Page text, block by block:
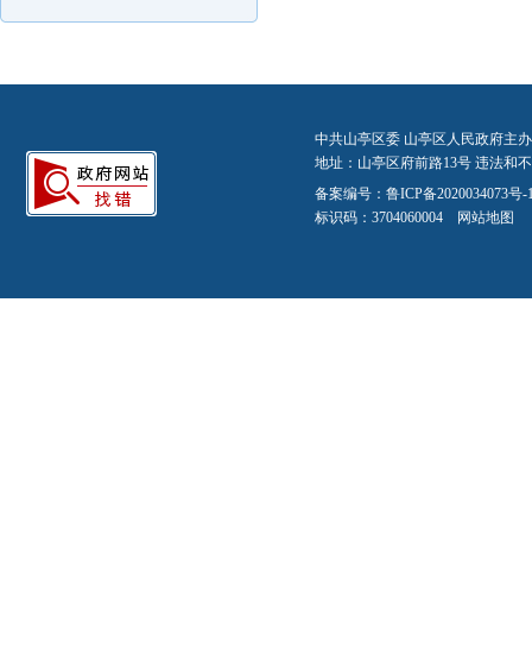
中共山亭区委 山亭区人民政府主
地址：山亭区府前路13号 违法和
备案编号： 鲁ICP备2020034073号-
标识码：3704060004 网站地图